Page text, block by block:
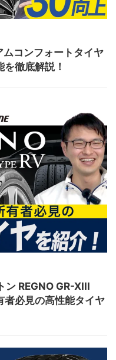
ムコンフォートタイヤ
徹底解説！
ン REGNO GR-XIII
者必見の高性能タイヤ